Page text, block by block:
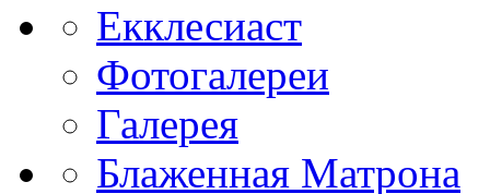
Екклесиаст
Фотогалереи
Галерея
Блаженная Матрона